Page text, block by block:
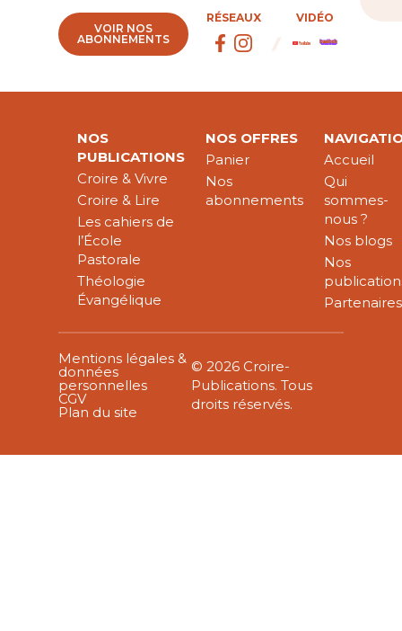
VOIR NOS
ABONNEMENTS
RÉSEAUX VIDÉO
NOS
PUBLICATIONS
Croire & Vivre
Croire & Lire
Les cahiers de
l’École
Pastorale
Théologie
Évangélique
NOS OFFRES
Panier
Nos
abonnements
Accueil
Qui
sommes-
nous ?
Nos blogs
Nos
Partenaires
Mentions légales &
données
personnelles
CGV
Plan du site
© 2026 Croire-
Publications. Tous
droits réservés.